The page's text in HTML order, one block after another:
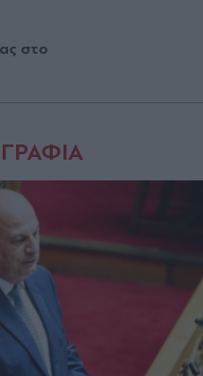
στο